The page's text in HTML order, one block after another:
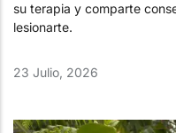
su terapia y comparte
lesionarte.
23 Julio, 2026